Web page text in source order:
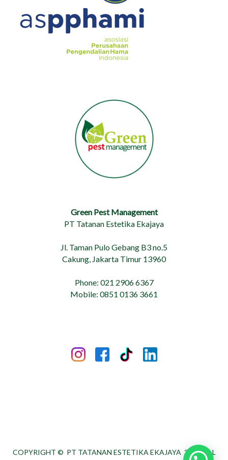
Green Pest Management
PT Tatanan Estetika Ekajaya
Jl. Taman Pulo Gebang B3 no.5
Cakung, Jakarta Timur 13960
Phone: 021 2906 6367
Mobile: 0851 0136 3661
COPYRIGHT © PT TATANAN ESTETIKA EKAJAYA 2026. ALL